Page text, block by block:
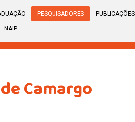
PESQUISADORES PUBLICAÇÕES
NAIP
Camargo